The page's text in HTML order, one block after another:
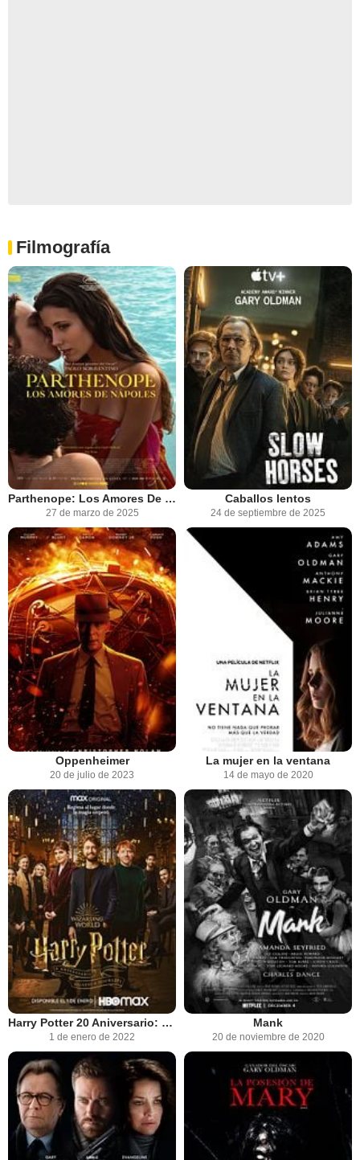
Filmografía
Parthenope: Los Amores De Napoles
27 de marzo de 2025
Caballos lentos
24 de septiembre de 2025
Oppenheimer
20 de julio de 2023
La mujer en la ventana
14 de mayo de 2020
Harry Potter 20 Aniversario: Regreso a Hogwarts
1 de enero de 2022
Mank
20 de noviembre de 2020